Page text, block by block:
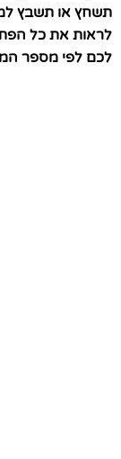
תשחץ או תשבץ
לראות את כל
לכם לפי מספר